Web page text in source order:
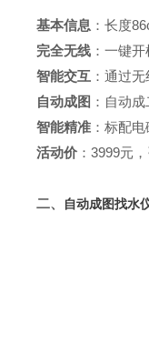
基本信息 ：长度
完全无线 ：一键
智能交互 ：通过
自动成图 ：自动
智能精准 ：标配
活动价 ：3999元
二、 自动成图找水